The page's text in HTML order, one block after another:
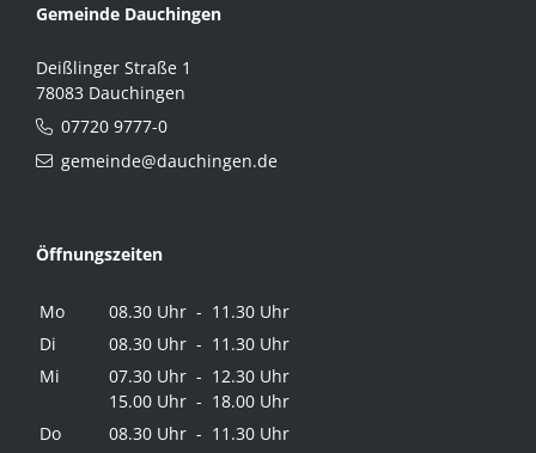
Gemeinde Dauchingen
Deißlinger Straße 1
78083 Dauchingen
07720 9777-0
gemeinde@dauchingen.de
Öffnungszeiten
Mo
08.30 Uhr - 11.30 Uhr
Di
08.30 Uhr - 11.30 Uhr
Mi
07.30 Uhr - 12.30 Uhr
15.00 Uhr - 18.00 Uhr
Do
08.30 Uhr - 11.30 Uhr